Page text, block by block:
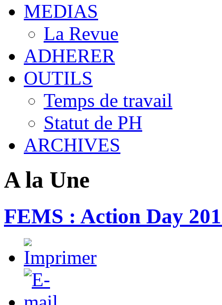
MEDIAS
La Revue
ADHERER
OUTILS
Temps de travail
Statut de PH
ARCHIVES
A la Une
FEMS : Action Day